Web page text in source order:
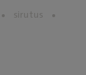
sirutus